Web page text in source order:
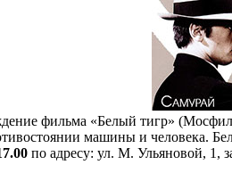
фильма «Белый тигр»
машины и человека.
по адресу: ул. М. Ульяновой, 1,